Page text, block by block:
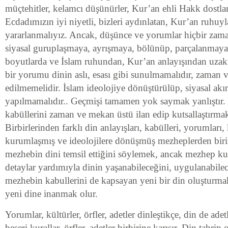
müçtehitler, kelamcı düşünürler, Kur’an ehli Hakk
Ecdadımızın iyi niyetli, bizleri aydınlatan, Kur’an
yararlanmalıyız. Ancak, düşünce ve yorumlar hiçbir
siyasal guruplaşmaya, ayrışmaya, bölünüp,
boyutlarda ve İslam ruhundan, Kur’an anlayışından uzak
bir yorumu dinin aslı, esası gibi sunulmamalıdır, zaman
edilmemelidir. İslam ideolojiye dönüştürülüp, siyasal
yapılmamalıdır.. Geçmişi tamamen yok saymak
kabüllerini zaman ve mekan üstü ilan edip
Birbirlerinden farklı din anlayışları, kabülleri,
kurumlaşmış ve ideolojilere dönüşmüş mezheplerden
mezhebin dini temsil ettiğini söylemek, ancak mezhep
detaylar yardımıyla dinin yaşanabileceğini,
mezhebin kabullerini de kapsayan yeni bir din
yeni dine inanmak olur.
Yorumlar, kültürler, örfler, adetler dinleştikçe, din de